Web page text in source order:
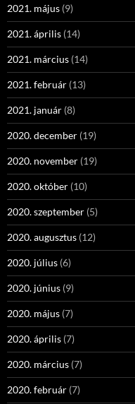
2021. május (9)
2021. április (14)
2021. március (14)
2021. február (13)
2021. január (8)
2020. december (19)
2020. november (19)
2020. október (10)
2020. szeptember (5)
2020. augusztus (12)
2020. július (6)
2020. június (9)
2020. május (7)
2020. április (7)
2020. március (7)
2020. február (7)